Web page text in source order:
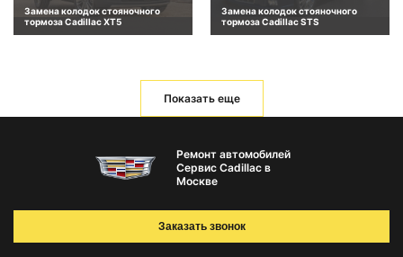
Замена колодок стояночного
тормоза Cadillac XT5
Замена колодок стояночного
тормоза Cadillac STS
Показать еще
Ремонт автомобилей
Сервис Cadillac в
Москве
Заказать звонок